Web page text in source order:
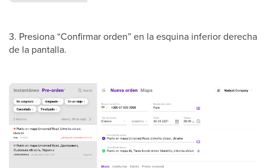
3. Presiona “Confirmar orden” en la esquina inferior derecha
de la pantalla.